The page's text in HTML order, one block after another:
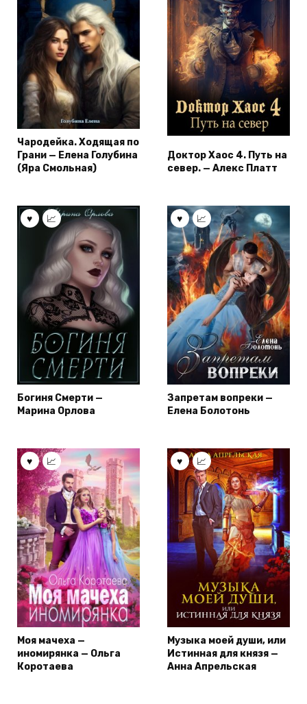
Чародейка. Ходящая по
Грани — Елена Голубина
(Яра Смольная)
Доктор Хаос 4. Путь на
север. — Алекс Платт
Богиня Смерти —
Марина Орлова
Запретам вопреки —
Елена Болотонь
Моя мачеха —
иномирянка — Ольга
Коротаева
Музыка моей души, или
Истинная для князя —
Анна Апрельская